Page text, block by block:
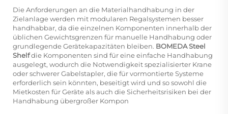
Die Anforderungen an die Materialhandhabung in der
Zielanlage werden mit modularen Regalsystemen besser
handhabbar, da die einzelnen Komponenten innerhalb der
üblichen Gewichtsgrenzen für manuelle Handhabung oder
grundlegende Gerätekapazitäten bleiben. BOMEDA Steel
Shelfdie Komponenten sind für eine einfache Handhabung
ausgelegt, wodurch die Notwendigkeit spezialisierter Krane
oder schwerer Gabelstapler, die für vormontierte Systeme
erforderlich sein könnten, beseitigt wird und so sowohl die
Mietkosten für Geräte als auch die Sicherheitsrisiken bei der
Handhabung übergroßer Kompon